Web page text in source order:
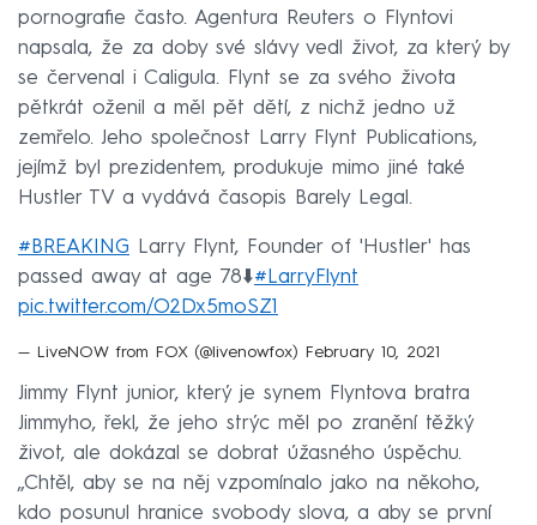
pornografie často. Agentura Reuters o Flyntovi
napsala, že za doby své slávy vedl život, za který by
se červenal i Caligula. Flynt se za svého života
pětkrát oženil a měl pět dětí, z nichž jedno už
zemřelo. Jeho společnost Larry Flynt Publications,
jejímž byl prezidentem, produkuje mimo jiné také
Hustler TV a vydává časopis Barely Legal.
#BREAKING Larry Flynt, Founder of 'Hustler' has
passed away at age 78⬇️#LarryFlynt
pic.twitter.com/O2Dx5moSZ1
— LiveNOW from FOX (@livenowfox) February 10, 2021
Jimmy Flynt junior, který je synem Flyntova bratra
Jimmyho, řekl, že jeho strýc měl po zranění těžký
život, ale dokázal se dobrat úžasného úspěchu.
„Chtěl, aby se na něj vzpomínalo jako na někoho,
kdo posunul hranice svobody slova, a aby se první